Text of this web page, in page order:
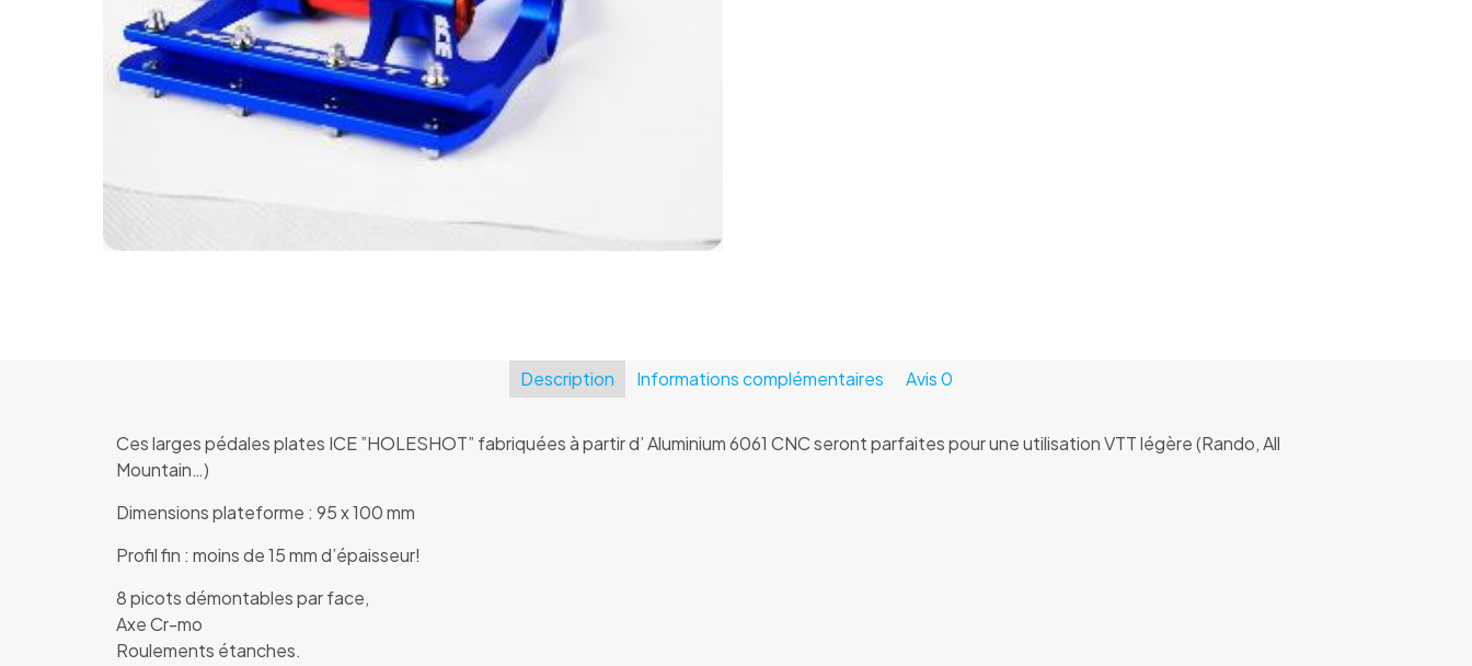
Description Informations complémentaires Avis0
Ces larges pédales plates ICE ”HOLESHOT” fabriquées à partir d’ Aluminium 6061 CNC seront parfaites pour une utilisation VTT légère (Rando, All
Mountain…)
Dimensions plateforme : 95 x 100 mm
Profil fin : moins de 15 mm d’épaisseur!
8 picots démontables par face,
Axe Cr-mo
Roulements étanches.